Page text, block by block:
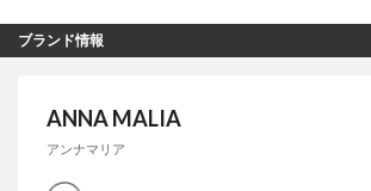
ブランド情報
ANNA MALIA
アンナマリア